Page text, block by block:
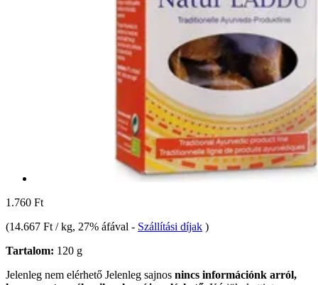
1.760 Ft
(14.667 Ft / kg, 27% áfával - Szállítási díjak )
Tartalom: 120 g
Jelenleg nem elérhető Jelenleg sajnos nincs információnk arról,